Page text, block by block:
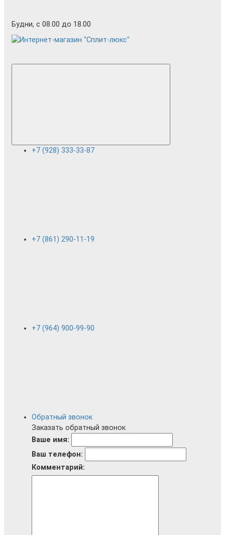
Будни, с 08.00 до 18.00
+7 (928) 333-33-87
+7 (861) 290-11-19
+7 (964) 900-99-90
Обратный звонок
Заказать обратный звонок
Ваше имя:
Ваш телефон:
Комментарий: